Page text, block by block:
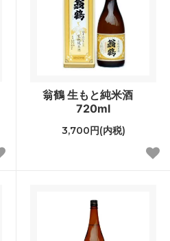
翁鶴 生もと純米酒
720ml
3,700円(内税)